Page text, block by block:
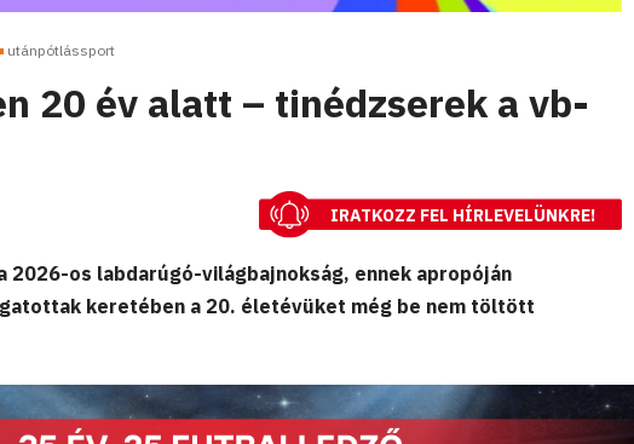
utánpótlássport
20 év alatt – tinédzserek a vb-
IRATKOZZ FEL HÍRLEVELÜNKRE!
2026-os labdarúgó-világbajnokság, ennek apropóján
keretében a 20. életévüket még be nem töltött